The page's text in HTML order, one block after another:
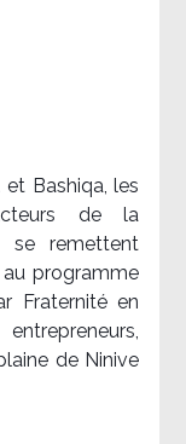
Bashiqa, les
de la
se remettent
programme
Fraternité en
de Ninive